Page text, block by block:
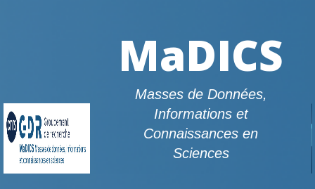
MaDICS
Masses de Données,
Informations et
Connaissances en
Sciences